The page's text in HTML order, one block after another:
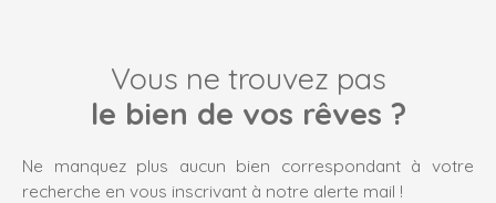
Vous ne trouvez pas
le bien de vos rêves ?
Ne manquez plus aucun bien correspondant à votre
recherche en vous inscrivant à notre alerte mail !